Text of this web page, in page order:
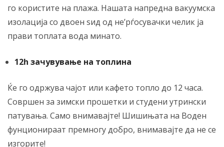
го користите на плажа. Нашата напредна вакуумска
изолација со двоен ѕид од не’рѓосувачки челик ја
прави топлата вода минато.
12h зачувување на топлина
Ќе го одржува чајот или кафето топло до 12 часа.
Совршен за зимски прошетки и студени утрински
патувања. Само внимавајте! Шишињата на Воден
фунционираат премногу добро, внимавајте да не се
изгорите!